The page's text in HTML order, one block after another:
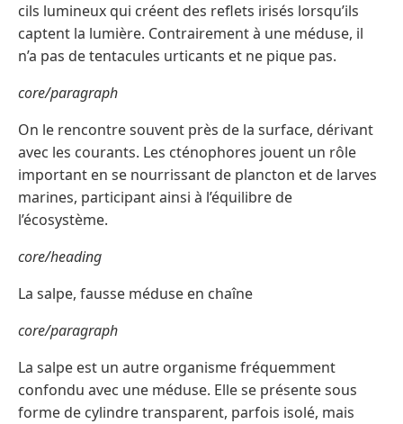
cils lumineux qui créent des reflets irisés lorsqu’ils
captent la lumière. Contrairement à une méduse, il
n’a pas de tentacules urticants et ne pique pas.
core/paragraph
On le rencontre souvent près de la surface, dérivant
avec les courants. Les cténophores jouent un rôle
important en se nourrissant de plancton et de larves
marines, participant ainsi à l’équilibre de
l’écosystème.
core/heading
La salpe, fausse méduse en chaîne
core/paragraph
La salpe est un autre organisme fréquemment
confondu avec une méduse. Elle se présente sous
forme de cylindre transparent, parfois isolé, mais